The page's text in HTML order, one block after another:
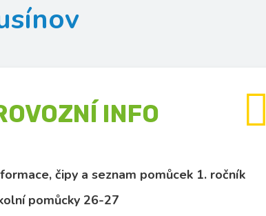
INFO
čipy a seznam pomůcek 1. ročník
pomůcky 26-27
